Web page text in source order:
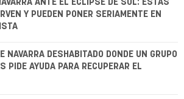
ANTE EL ECLIPSE DE SOL: ESTAS
Y PUEDEN PONER SERIAMENTE EN
NAVARRA DESHABITADO DONDE UN GRUPO
PIDE AYUDA PARA RECUPERAR EL